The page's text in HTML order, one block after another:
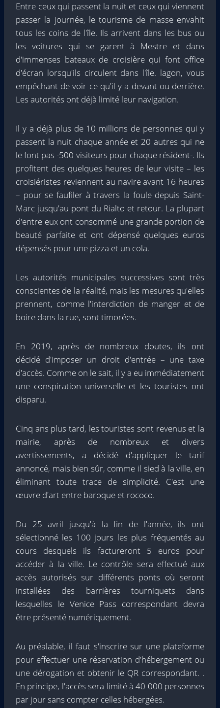
Entre ceux qui passent la nuit et ceux qui viennent
passer la journée, le tourisme de masse envahit
tous les coins de l'île. Ils arrivent dans les bus ou
les voitures qui se garent à Mestre et dans
d'immenses bateaux de croisière qui font office
d'écran lorsqu'ils circulent dans l'île. lagon, vous
empêchant de voir ce qu'il y a devant ou derrière.
Les autorités ont déjà limité leur navigation.
Il y a déjà plus de 10 millions de personnes qui y
passent la nuit chaque année et 20 autres qui ne
le font pas -500 visiteurs pour chaque résident-. Ils
profitent des quelques heures de leur visite – les
croisiéristes reviennent au navire avant 16 heures
– pour se faufiler à travers la foule depuis Saint-
Marc jusqu'au pont du Rialto et retour. La plupart
d'entre eux ont consommé une grande portion de
beauté parfaite et ont dépensé quelques euros
dépensés pour une pizza et un cola.
Les autorités municipales successives sont très
conscientes de la réalité, mais les mesures qu'elles
prennent, comme l'interdiction de manger et de
boire dans la rue, sont timorées.
En 2019, après de nombreux doutes, ils ont
décidé d'imposer un droit d'entrée – une taxe
d'accès. Comme on le sait, il y a eu immédiatement
une conspiration universelle et les touristes ont
disparu.
Cinq ans plus tard, les touristes sont revenus et la
mairie, après de nombreux et divers
avertissements, a décidé d'appliquer le tarif
annoncé, mais bien sûr, comme il sied à la ville, en
éliminant toute trace de simplicité. C'est une
œuvre d'art entre baroque et rococo.
Du 25 avril jusqu'à la fin de l'année, ils ont
sélectionné les 100 jours les plus fréquentés au
cours desquels ils factureront 5 euros pour
accéder à la ville. Le contrôle sera effectué aux
accès autorisés sur différents ponts où seront
installées des barrières tourniquets dans
lesquelles le Venice Pass correspondant devra
être présenté numériquement.
Au préalable, il faut s'inscrire sur une plateforme
pour effectuer une réservation d'hébergement ou
une dérogation et obtenir le QR correspondant. .
En principe, l'accès sera limité à 40 000 personnes
par jour sans compter celles hébergées.